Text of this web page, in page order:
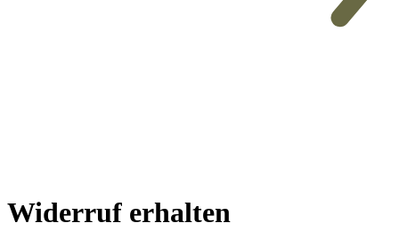
Widerruf erhalten